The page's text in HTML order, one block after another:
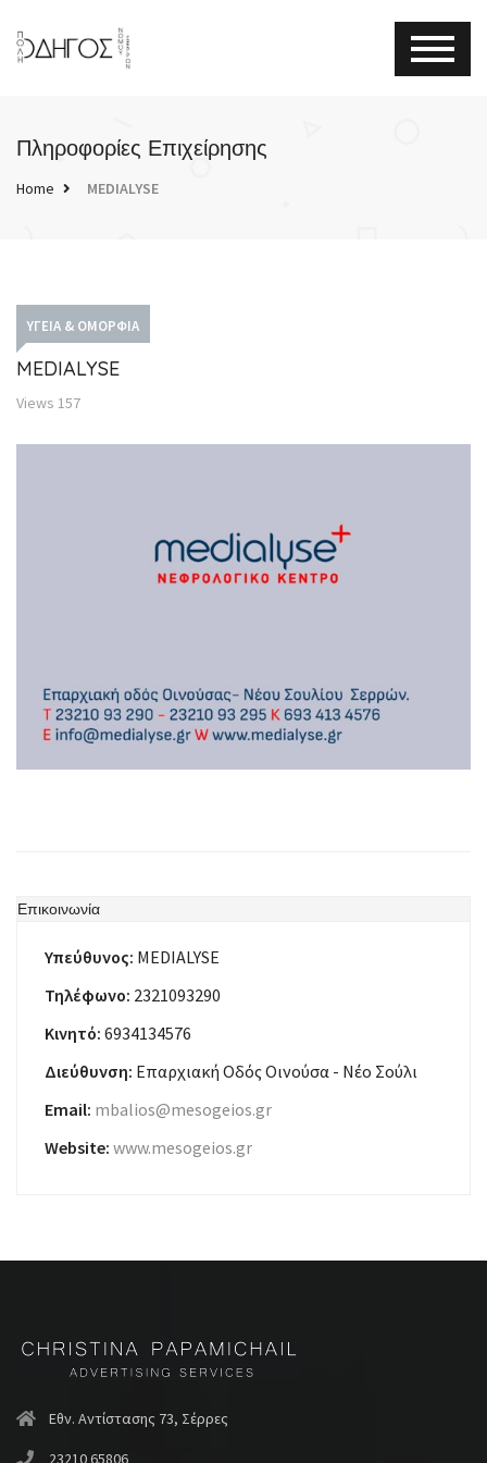
Πληροφορίες Επιχείρησης
Home MEDIALYSE
ΥΓΕΊΑ & ΟΜΟΡΦΙΆ
MEDIALYSE
Views 157
Επικοινωνία
Υπεύθυνος: MEDIALYSE
Τηλέφωνο: 2321093290
Κινητό: 6934134576
Διεύθυνση: Επαρχιακή Οδός Οινούσα - Νέο Σούλι
Email: mbalios@mesogeios.gr
Website: www.mesogeios.gr
Εθν. Αντίστασης 73, Σέρρες
23210 65806